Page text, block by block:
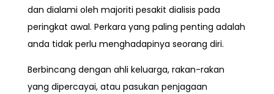
dan dialami oleh majoriti pesakit dialisis pada
peringkat awal. Perkara yang paling penting adalah
anda tidak perlu menghadapinya seorang diri.
Berbincang dengan ahli keluarga, rakan-rakan
yang dipercayai, atau pasukan penjagaan